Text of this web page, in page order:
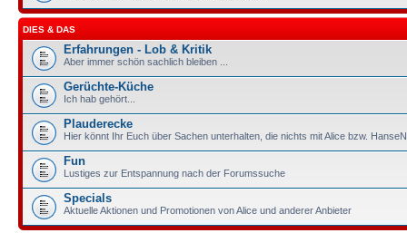
DIES & DAS
Erfahrungen - Lob & Kritik
Aber immer schön sachlich bleiben ...
Gerüchte-Küche
Ich hab gehört...
Plauderecke
Hier könnt Ihr Euch über Sachen unterhalten, die nichts mit Alice bzw.
Fun
Lustiges zur Entspannung nach der Forumssuche
Specials
Aktuelle Aktionen und Promotionen von Alice und anderer Anbieter